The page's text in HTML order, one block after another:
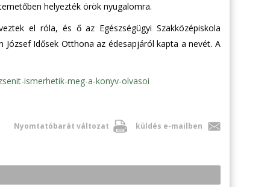
helyezték örök nyugalomra.
el róla, és ő az Egészségügyi Szakközépiskola
Idősek Otthona az édesapjáról kapta a nevét. A
ismerhetik-meg-a-konyv-olvasoi
Nyomtatóbarát változat küldés e-mailben